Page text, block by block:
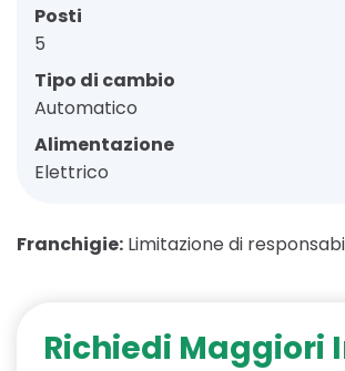
Posti
5
Tipo di cambio
Automatico
Alimentazione
Elettrico
Franchigie: Limitazione di
Richiedi Maggiori